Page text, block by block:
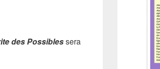
des Possiblessera